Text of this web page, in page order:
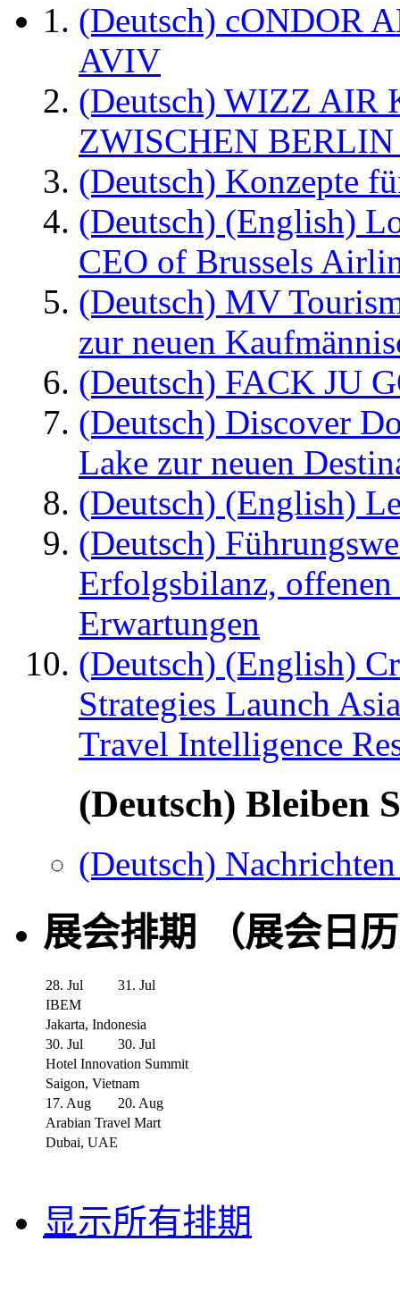
(Deutsch) cONDOR
AVIV
(Deutsch) WIZZ AIR
ZWISCHEN
(Deutsch) Konzepte
(Deutsch) (English)
CEO of Brussels
(Deutsch) MV
zur neuen
(Deutsch) FACK JU
(Deutsch) Discover
Lake zur neuen
(Deutsch) (English)
(Deutsch)
Erfolgsbilanz,
Erwartungen
(Deutsch) (English)
Strategies Launch
Travel Intelligence
(Deutsch) Bleiben
(Deutsch)
展会排期 （展会日
28. Jul
31. Jul
IBEM
Jakarta, Indonesia
30. Jul
30. Jul
Hotel Innovation Summit
Saigon, Vietnam
17. Aug
20. Aug
Arabian Travel Mart
Dubai, UAE
显示所有排期